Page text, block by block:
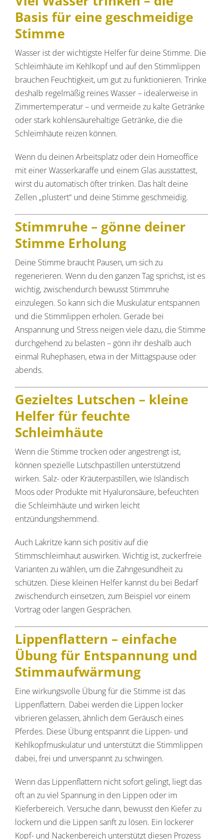
Basis für eine geschmeidige
Stimme
Wasser ist der wichtigste Helfer für deine Stimme. Die
Schleimhäute im Kehlkopf und auf den Stimmlippen
brauchen Feuchtigkeit, um gut zu funktionieren. Trinke
deshalb regelmäßig reines Wasser – idealerweise in
Zimmertemperatur – und vermeide zu kalte Getränke
oder stark kohlensäurehaltige Getränke, die die
Schleimhäute reizen können.
Wenn du deinen Arbeitsplatz oder dein Homeoffice
mit einer Wasserkaraffe und einem Glas ausstattest,
wirst du automatisch öfter trinken. Das hält deine
Zellen „plustert“ und deine Stimme geschmeidig.
Stimmruhe – gönne deiner
Stimme Erholung
Deine Stimme braucht Pausen, um sich zu
regenerieren. Wenn du den ganzen Tag sprichst, ist es
wichtig, zwischendurch bewusst Stimmruhe
einzulegen. So kann sich die Muskulatur entspannen
und die Stimmlippen erholen. Gerade bei
Anspannung und Stress neigen viele dazu, die Stimme
durchgehend zu belasten – gönn ihr deshalb auch
einmal Ruhephasen, etwa in der Mittagspause oder
abends.
Gezieltes Lutschen – kleine
Helfer für feuchte
Schleimhäute
Wenn die Stimme trocken oder angestrengt ist,
können spezielle Lutschpastillen unterstützend
wirken. Salz- oder Kräuterpastillen, wie Isländisch
Moos oder Produkte mit Hyaluronsäure, befeuchten
die Schleimhäute und wirken leicht
entzündungshemmend.
Auch Lakritze kann sich positiv auf die
Stimmschleimhaut auswirken. Wichtig ist, zuckerfreie
Varianten zu wählen, um die Zahngesundheit zu
schützen. Diese kleinen Helfer kannst du bei Bedarf
zwischendurch einsetzen, zum Beispiel vor einem
Vortrag oder langen Gesprächen.
Lippenflattern – einfache
Übung für Entspannung und
Stimmaufwärmung
Eine wirkungsvolle Übung für die Stimme ist das
Lippenflattern. Dabei werden die Lippen locker
vibrieren gelassen, ähnlich dem Geräusch eines
Pferdes. Diese Übung entspannt die Lippen- und
Kehlkopfmuskulatur und unterstützt die Stimmlippen
dabei, frei und unverspannt zu schwingen.
Wenn das Lippenflattern nicht sofort gelingt, liegt das
oft an zu viel Spannung in den Lippen oder im
Kieferbereich. Versuche dann, bewusst den Kiefer zu
lockern und die Lippen sanft zu lösen. Ein lockerer
Kopf- und Nackenbereich unterstützt diesen Prozess